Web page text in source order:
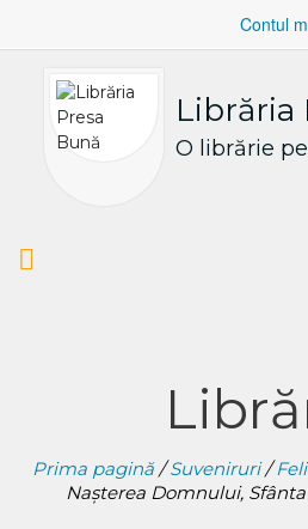
Contul
Librăria
O librărie
Prima pagină/Suveniruri/
Nașterea Domnului,